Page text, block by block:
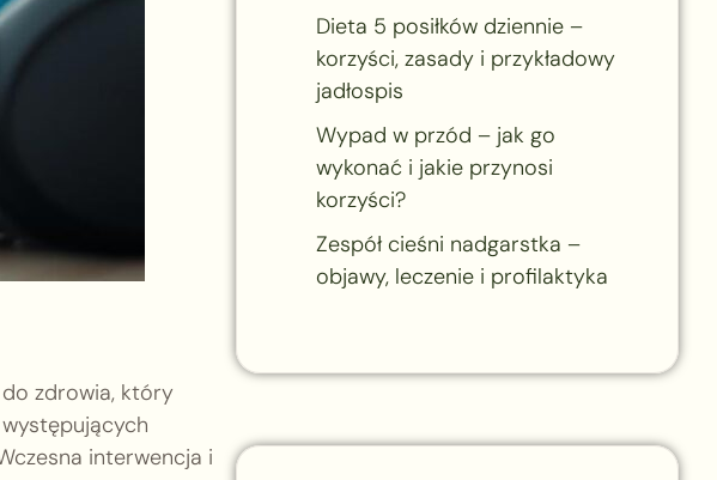
zdrowia, który
interwencja i
Dieta 5 posiłków dziennie –
korzyści, zasady i przykładowy
jadłospis
Wypad w przód – jak go
wykonać i jakie przynosi
korzyści?
Zespół cieśni nadgarstka –
objawy, leczenie i profilaktyka